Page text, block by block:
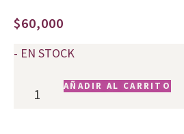
$60,000
- EN STOCK
AÑADIR AL CARRITO